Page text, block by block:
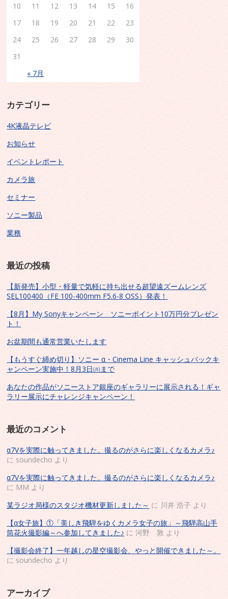
« 7月
10
11 12 13 14 15
16
17
18 19 20 21 22
23
24
25 26 27 28 29
30
31
カテゴリー
4K液晶テレビ
お知らせ
イベントレポート
カメラ旅
セミナー
ソニー製品
業務
最近の投稿
【新発売】小型・軽量で気軽に持ち出せる超望遠ズームレンズ
SEL100400（FE 100-400mm F5.6-8 OSS）発表！
【8月】My Sonyキャンペーン ソニーポイント10万円分プレゼン
ト！
お盆期間も通常営業いたします
【もうすぐ締め切り】ソニー α・Cinema Line キャッシュバックキ
ャンペーン実施中！8月3日㈪まで
あなたの作品がソニーストア銀座のギャラリーに展示される！ギャ
ラリー展示にチャレンジキャンペーン！
最近のコメント
α7Vを実際に触ってきました。撮るのがさらに楽しくなるカメラ♪
に soundecho より
α7Vを実際に触ってきました。撮るのがさらに楽しくなるカメラ♪
に MM より
某ラジオ局様のスタジオ機材更新しました～ に 川井 浩子 より
【α女子旅】①「美しき飛騨をゆくカメラ女子の旅」～飛騨高山手
筒花火撮影編～へ参加してきました♪ に河野 敦 より
【撮影会終了】一年越しの星空撮影会、やっと開催できました～。
に soundecho より
アーカイブ